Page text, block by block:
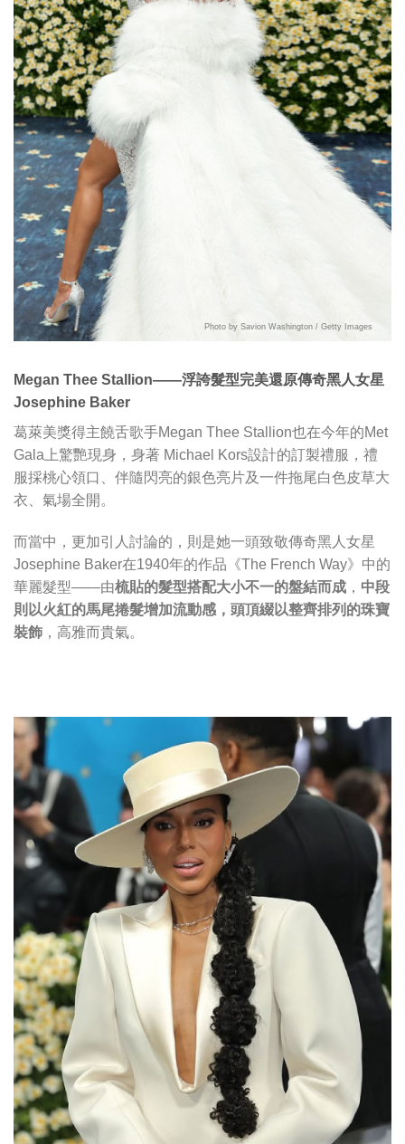
Photo by Savion Washington / Getty Images
Megan Thee Stallion——浮誇髮型完美還原傳奇黑人女星
Josephine Baker
葛萊美獎得主饒舌歌手Megan Thee Stallion也在今年的Met
Gala上驚艷現身，身著 Michael Kors設計的訂製禮服，禮
服採桃心領口、伴隨閃亮的銀色亮片及一件拖尾白色皮草大
衣、氣場全開。
而當中，更加引人討論的，則是她一頭致敬傳奇黑人女星
Josephine Baker在1940年的作品《The French Way》中的
華麗髮型——由梳貼的髮型搭配大小不一的盤結而成 ， 中段
則以火紅的馬尾捲髮增加流動感，頭頂綴以整齊排列的珠寶
裝飾 ，高雅而貴氣。